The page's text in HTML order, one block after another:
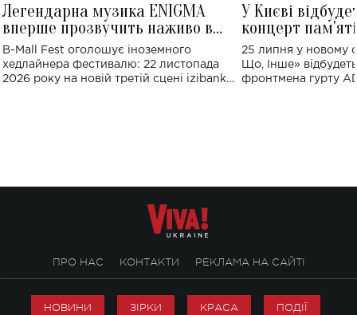
Легендарна музика ENIGMA
вперше прозвучить наживо в
Україні: де відбудеться концерт
B-Mall Fest оголошує іноземного
хедлайнера фестивалю: 22 листопада
2026 року на новій третій сцені izibank
У Києві
концерт
Клименка:
виконають
25 липня у новому
Що, Інше»
фронтмена гурту
ПРО НАС КОНТАКТИ РЕКЛАМА НА САЙТІ
НОВИНИ ЗІРКИ КРАСА ПОДІЇ